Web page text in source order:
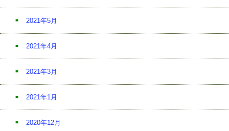
2021年5月
2021年4月
2021年3月
2021年1月
2020年12月